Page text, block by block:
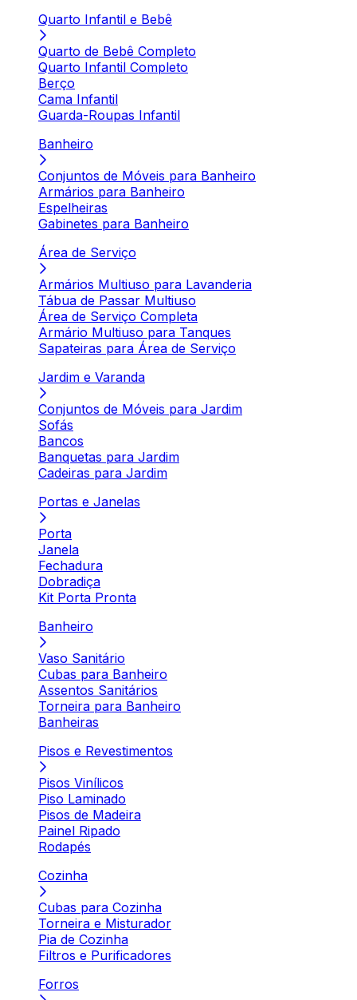
Quarto Infantil e Bebê
Quarto de Bebê Completo
Quarto Infantil Completo
Berço
Cama Infantil
Guarda-Roupas Infantil
Banheiro
Conjuntos de Móveis para Banheiro
Armários para Banheiro
Espelheiras
Gabinetes para Banheiro
Área de Serviço
Armários Multiuso para Lavanderia
Tábua de Passar Multiuso
Área de Serviço Completa
Armário Multiuso para Tanques
Sapateiras para Área de Serviço
Jardim e Varanda
Conjuntos de Móveis para Jardim
Sofás
Bancos
Banquetas para Jardim
Cadeiras para Jardim
Portas e Janelas
Porta
Janela
Fechadura
Dobradiça
Kit Porta Pronta
Banheiro
Vaso Sanitário
Cubas para Banheiro
Assentos Sanitários
Torneira para Banheiro
Banheiras
Pisos e Revestimentos
Pisos Vinílicos
Piso Laminado
Pisos de Madeira
Painel Ripado
Rodapés
Cozinha
Cubas para Cozinha
Torneira e Misturador
Pia de Cozinha
Filtros e Purificadores
Forros